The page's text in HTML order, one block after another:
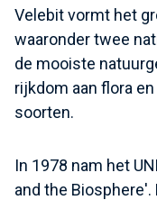
Velebit vormt het
waaronder twee
de mooiste
rijkdom aan flora
soorten.
In 1978 nam het
and the